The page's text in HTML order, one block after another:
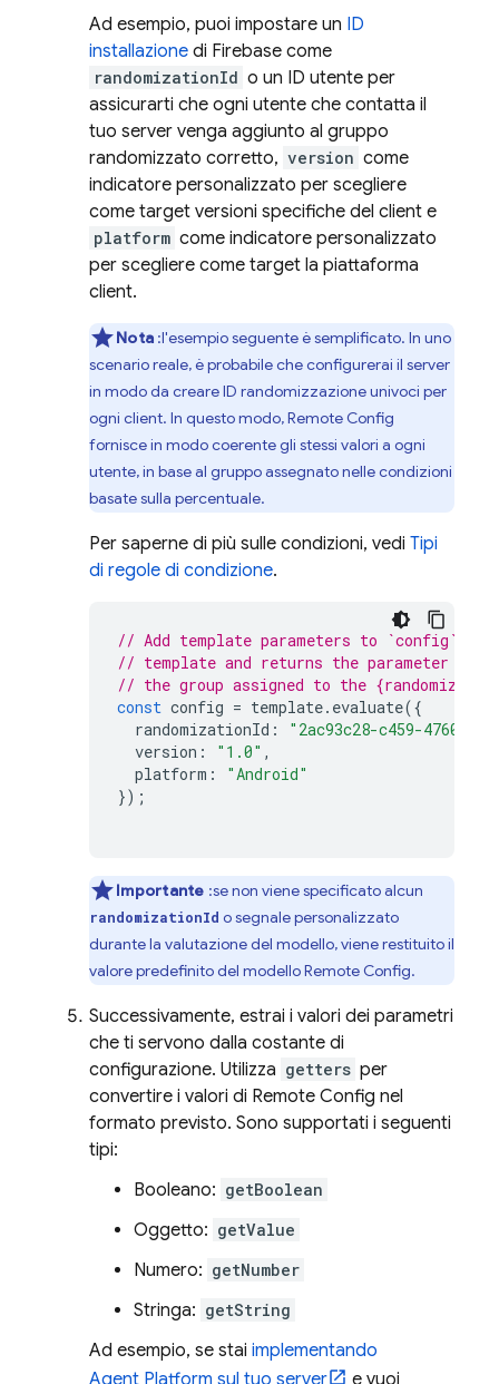
Ad esempio, puoi impostare un ID
installazione di Firebase come
randomizationId o un ID utente per
assicurarti che ogni utente che contatta il
tuo server venga aggiunto al gruppo
randomizzato corretto, version come
indicatore personalizzato per scegliere
come target versioni specifiche del client e
platform come indicatore personalizzato
per scegliere come target la piattaforma
client.
Nota :l'esempio seguente è semplificato. In uno
scenario reale, è probabile che configurerai il server
in modo da creare ID randomizzazione univoci per
ogni client. In questo modo,Remote Config
fornisce in modo coerente gli stessi valori a ogni
utente, in base al gruppo assegnato nelle condizioni
basate sulla percentuale.
Per saperne di più sulle condizioni, vedi Tipi
di regole di condizione.
// Add template parameters to `config`.
// template and returns the parameter
// the group assigned to the
const config = template. evaluate({
randomizationId :
"2ac93c28-c459-4760-
version : "1.0" ,
platform :
"Android"
});
Importante :se non viene specificato alcun
randomizationId o segnale personalizzato
durante la valutazione del modello, viene restituito il
valore predefinito del modelloRemote Config.
Successivamente, estrai i valori dei parametri
che ti servono dalla costante di
configurazione. Utilizza getters per
convertire i valori di Remote Config nel
formato previsto. Sono supportati i seguenti
tipi:
Booleano: getBoolean
Oggetto: getValue
Numero: getNumber
Stringa: getString
Ad esempio, se stai implementando
Agent Platform sul tuo server e vuoi